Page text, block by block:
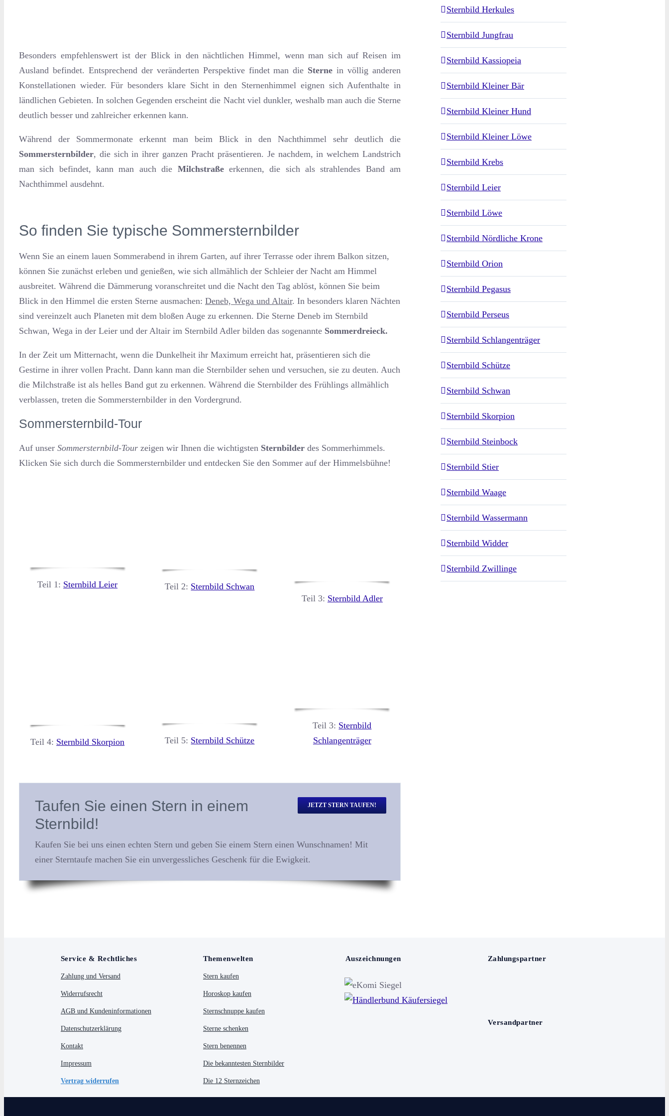
Besonders empfehlenswert ist der Blick in den nächtlichen Himmel, wenn man sich auf Reisen im
Ausland befindet. Entsprechend der veränderten Perspektive findet man die Sterne in völlig anderen
Konstellationen wieder. Für besonders klare Sicht in den Sternenhimmel eignen sich Aufenthalte in
ländlichen Gebieten. In solchen Gegenden erscheint die Nacht viel dunkler, weshalb man auch die Sterne
deutlich besser und zahlreicher erkennen kann.
Während der Sommermonate erkennt man beim Blick in den Nachthimmel sehr deutlich die
Sommersternbilder, die sich in ihrer ganzen Pracht präsentieren. Je nachdem, in welchem Landstrich
man sich befindet, kann man auch die Milchstraßeerkennen, die sich als strahlendes Band am
Nachthimmel ausdehnt.
So finden Sie typische Sommersternbilder
Wenn Sie an einem lauen Sommerabend in ihrem Garten, auf ihrer Terrasse oder ihrem Balkon sitzen,
können Sie zunächst erleben und genießen, wie sich allmählich der Schleier der Nacht am Himmel
ausbreitet. Während die Dämmerung voranschreitet und die Nacht den Tag ablöst, können Sie beim
Blick in den Himmel die ersten Sterne ausmachen: Deneb, Wega und Altair. In besonders klaren Nächten
sind vereinzelt auch Planeten mit dem bloßen Auge zu erkennen. Die Sterne Deneb im Sternbild
Schwan, Wega in der Leier und der Altair im Sternbild Adler bilden das sogenannte Sommerdreieck.
In der Zeit um Mitternacht, wenn die Dunkelheit ihr Maximum erreicht hat, präsentieren sich die
Gestirne in ihrer vollen Pracht. Dann kann man die Sternbilder sehen und versuchen, sie zu deuten. Auch
die Milchstraße ist als helles Band gut zu erkennen. Während die Sternbilder des Frühlings allmählich
verblassen, treten die Sommersternbilder in den Vordergrund.
Sommersternbild-Tour
Auf unser Sommersternbild-Tourzeigen wir Ihnen die wichtigsten Sternbilderdes Sommerhimmels.
Klicken Sie sich durch die Sommersternbilder und entdecken Sie den Sommer auf der Himmelsbühne!
Teil 1: Sternbild Leier Teil 2: Sternbild Schwan
Teil 3: Sternbild Adler
Teil 4: Sternbild Skorpion Teil 5: Sternbild Schütze
Teil 3: Sternbild
Schlangenträger
JETZT STERN TAUFEN!
Taufen Sie einen Stern in einem
Sternbild!
Kaufen Sie bei uns einen echten Stern und geben Sie einem Stern einen Wunschnamen! Mit
einer Sterntaufe machen Sie ein unvergessliches Geschenk für die Ewigkeit.
Sternbild Herkules
Sternbild Jungfrau
Sternbild Kassiopeia
Sternbild Kleiner Bär
Sternbild Kleiner Hund
Sternbild Kleiner Löwe
Sternbild Krebs
Sternbild Leier
Sternbild Löwe
Sternbild Nördliche Krone
Sternbild Orion
Sternbild Pegasus
Sternbild Perseus
Sternbild Schlangenträger
Sternbild Schütze
Sternbild Schwan
Sternbild Skorpion
Sternbild Steinbock
Sternbild Stier
Sternbild Waage
Sternbild Wassermann
Sternbild Widder
Sternbild Zwillinge
Service & Rechtliches
Zahlung und Versand
Widerrufsrecht
AGB und Kundeninformationen
Datenschutzerklärung
Kontakt
Impressum
Vertrag widerrufen
Themenwelten
Stern kaufen
Horoskop kaufen
Sternschnuppe kaufen
Sterne schenken
Stern benennen
Die bekanntesten Sternbilder
Die 12 Sternzeichen
Auszeichnungen Zahlungspartner
Versandpartner